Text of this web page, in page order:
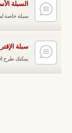
السبلة
سبلة خاصة
سبلة
يمكنك طرح